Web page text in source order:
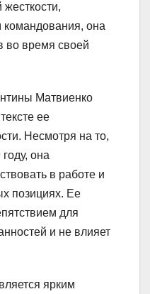
жесткости,
командования, она
во время своей
Матвиенко
ее
Несмотря на то,
она
в работе и
позициях. Ее
для
и не влияет
ярким